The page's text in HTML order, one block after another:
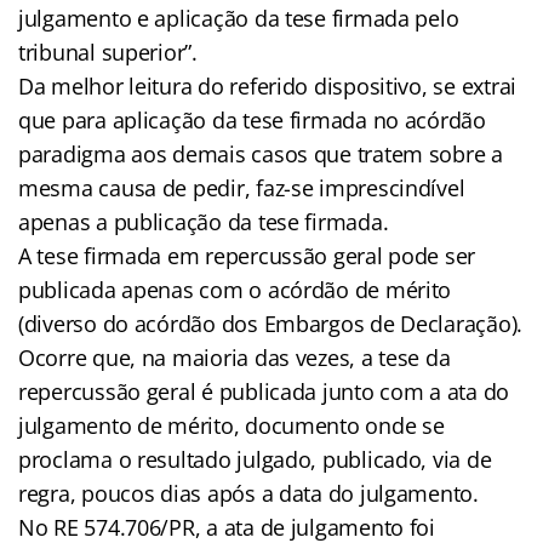
julgamento e aplicação da tese firmada pelo
tribunal superior”.
Da melhor leitura do referido dispositivo, se extrai
que para aplicação da tese firmada no acórdão
paradigma aos demais casos que tratem sobre a
mesma causa de pedir, faz-se imprescindível
apenas a publicação da tese firmada.
A tese firmada em repercussão geral pode ser
publicada apenas com o acórdão de mérito
(diverso do acórdão dos Embargos de Declaração).
Ocorre que, na maioria das vezes, a tese da
repercussão geral é publicada junto com a ata do
julgamento de mérito, documento onde se
proclama o resultado julgado, publicado, via de
regra, poucos dias após a data do julgamento.
No RE 574.706/PR, a ata de julgamento foi